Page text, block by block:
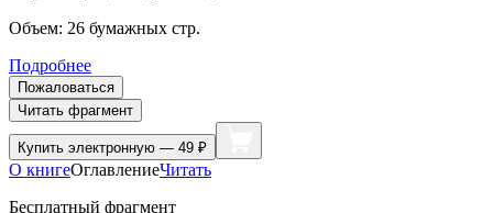
Объем: 26 бумажных стр.
Подробнее
Пожаловаться
Читать фрагмент
Купить электронную — 49 ₽
О книгеОглавлениеЧитать
Бесплатный фрагмент